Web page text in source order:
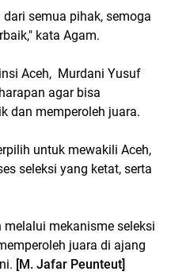
semua pihak, semoga
kata Agam.
Aceh, Murdani Yusuf
agar bisa
dan memperoleh juara.
untuk mewakili Aceh,
seleksi yang ketat, serta
mekanisme seleksi
juara di ajang
[M. Jafar Peunteut]